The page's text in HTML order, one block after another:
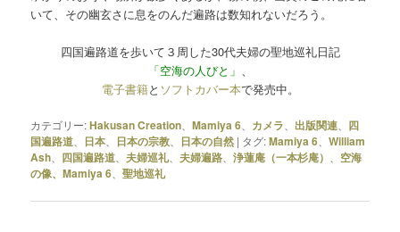
いて、その幽玄さに息をのんだ遍路は数知れないだろう。
四国遍路道を歩いて３周した30代夫婦の聖地巡礼日記
「空海の人びと」 、
電子書籍と ソフトカバー本で発売中。
カテゴリー:Hakusan Creation 、Mamiya 6 カメラ 、出版関連
四
国遍路道
日本 日本の宗教 日本の自然 | タグ:Mamiya 6 、William
Ash
四国遍路道 、夫婦巡礼、夫婦遍路 、浄蓮庵（一本杉庵）
空海
の像、Mamiya 6 、聖地巡礼